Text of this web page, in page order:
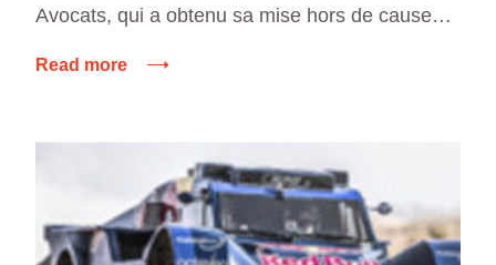
Avocats, qui a obtenu sa mise hors de cause
la FFC, de poursuivre la procédure. Christophe
Read more